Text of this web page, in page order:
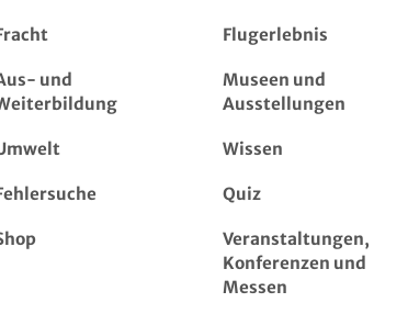
Flugerlebnis
und
Museen und
Ausstellungen
Wissen
Quiz
Veranstaltungen,
Konferenzen und
Messen